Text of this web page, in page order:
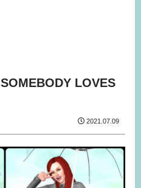
LOVES
2021.07.09